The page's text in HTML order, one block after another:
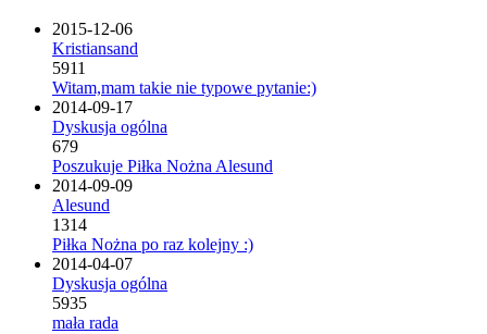
2015-12-06
Kristiansand
5911
Witam,mam takie nie typowe pytanie:)
2014-09-17
Dyskusja ogólna
679
Poszukuje Piłka Nożna Alesund
2014-09-09
Alesund
1314
Piłka Nożna po raz kolejny :)
2014-04-07
Dyskusja ogólna
5935
mała rada